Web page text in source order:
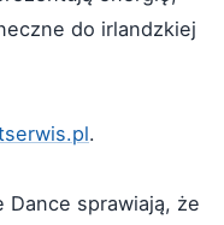
do irlandzkiej
.
Dance sprawiają, że